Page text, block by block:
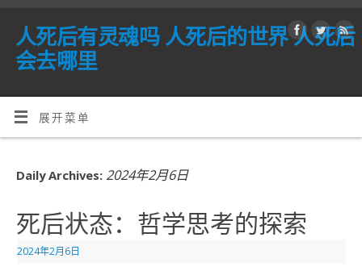
人死后有灵魂吗 人死后的世界 人死后
会去哪里
展开菜单
Daily Archives: 2024年2月6日
死后状态：哲学思考的探索
2024年2月6日